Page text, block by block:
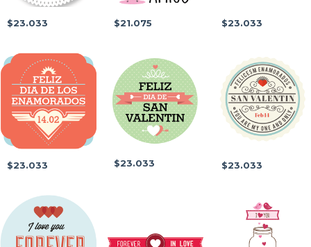
$23.033 $21.075 $23.033
$23.033 $23.033 $23.033